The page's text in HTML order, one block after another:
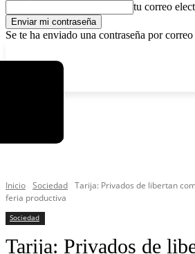
tu correo
Se te ha enviado una contraseña por
Inicio Sociedad Tarija: Privados de libertan
feria productiva
Sociedad
Tarija: Privados de